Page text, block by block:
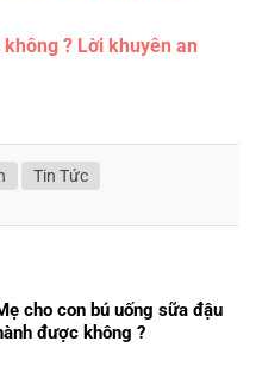
? Lời khuyên an
Tin Tức
cho con bú uống sữa đậu
được không ?